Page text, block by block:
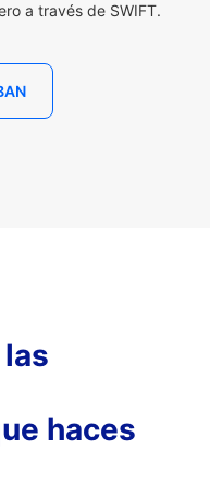
a través de SWIFT.
haces